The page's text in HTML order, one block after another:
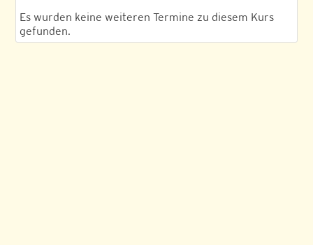
Es wurden keine weiteren Termine zu diesem Kurs
gefunden.